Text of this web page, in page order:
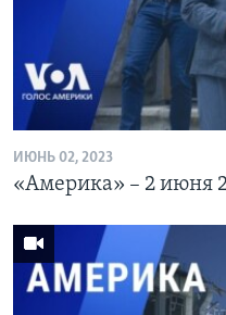
ИЮНЬ 02, 2023
«Америка» – 2 июня